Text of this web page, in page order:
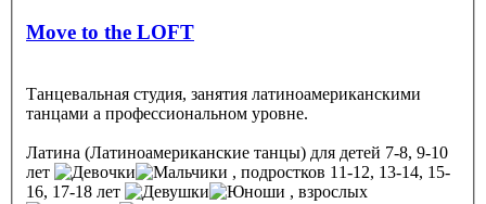
Move to the LOFT
Танцевальная студия, занятия латиноамериканскими
танцами а профессиональном уровне.
Латина (Латиноамериканские танцы) для детей 7-8, 9-10
лет
, подростков 11-12, 13-14, 15-
16, 17-18 лет
, взрослых